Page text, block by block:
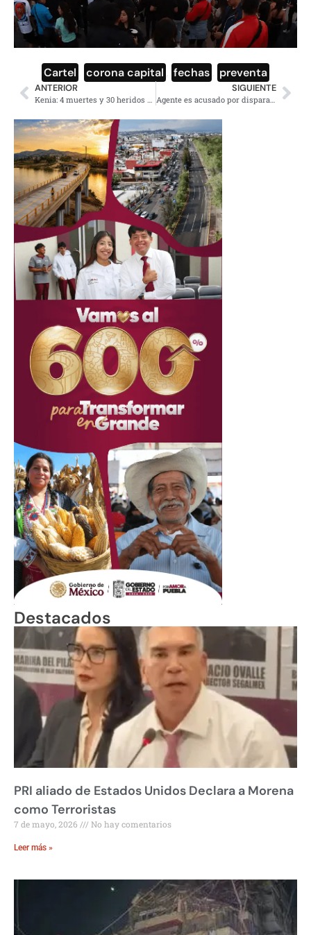
Cartel corona capital fechas preventa
ANTERIOR SIGUIENTE
Agente es acusado por disparar a un migrante en Minneapolis
Destacados
PRI aliado de Estados Unidos Declara a Morena
como Terroristas
7 de mayo, 2026 No hay comentarios
Leer más »